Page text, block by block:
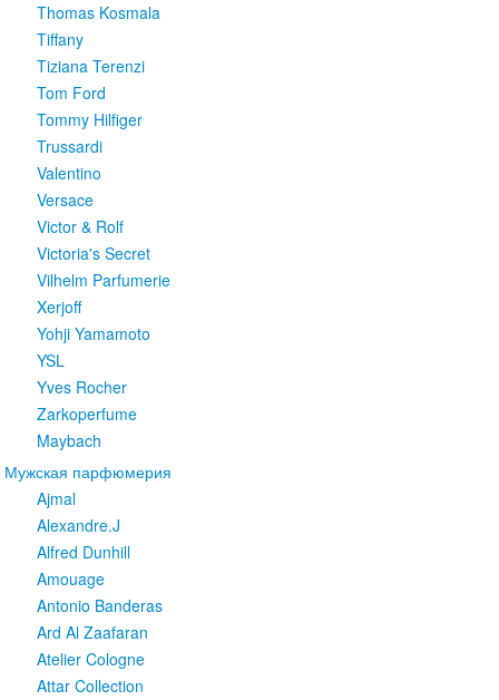
Thomas Kosmala
Tiffany
Tiziana Terenzi
Tom Ford
Tommy Hilfiger
Trussardi
Valentino
Versace
Victor & Rolf
Victoria's Secret
Vilhelm Parfumerie
Xerjoff
Yohji Yamamoto
YSL
Yves Rocher
Zarkoperfume
Maybach
Мужская парфюмерия
Ajmal
Alexandre.J
Alfred Dunhill
Amouage
Antonio Banderas
Ard Al Zaafaran
Atelier Cologne
Attar Collection